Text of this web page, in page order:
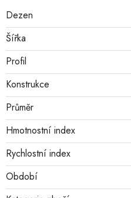
Dezen
Šířka
Profil
Konstrukce
Průměr
Hmotnostní index
Rychlostní index
Období